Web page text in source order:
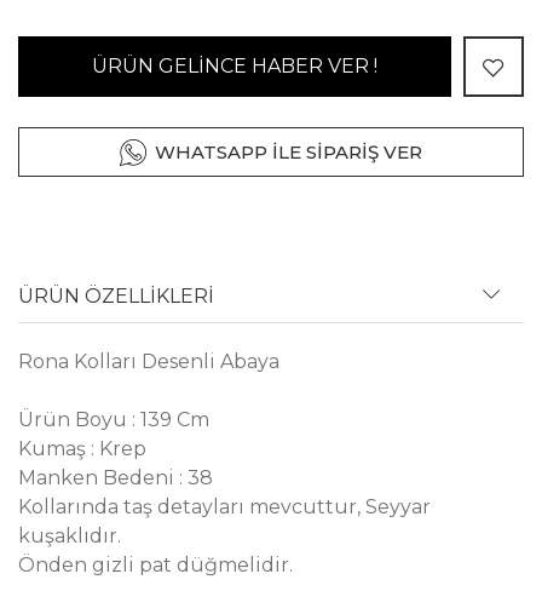
ÜRÜN GELİNCE HABER VER !
WHATSAPP İLE SİPARİŞ VER
ÜRÜN ÖZELLİKLERİ
Rona Kolları Desenli Abaya
Ürün Boyu : 139 Cm
Kumaş : Krep
Manken Bedeni : 38
Kollarında taş detayları mevcuttur, Seyyar
kuşaklıdır.
Önden gizli pat düğmelidir.